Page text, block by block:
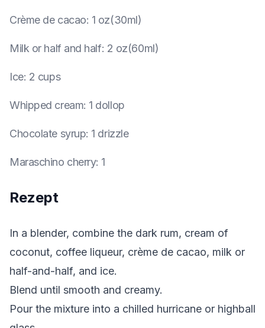
Crème de cacao: 1 oz(30ml)
Milk or half and half: 2 oz(60ml)
Ice: 2 cups
Whipped cream: 1 dollop
Chocolate syrup: 1 drizzle
Maraschino cherry: 1
Rezept
In a blender, combine the dark rum, cream of
coconut, coffee liqueur, crème de cacao, milk or
half-and-half, and ice.
Blend until smooth and creamy.
Pour the mixture into a chilled hurricane or highball